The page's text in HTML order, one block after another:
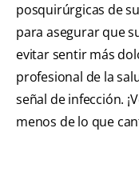
posquirúrgicas de
para asegurar que
evitar sentir más
profesional de la
señal de infección.
menos de lo que